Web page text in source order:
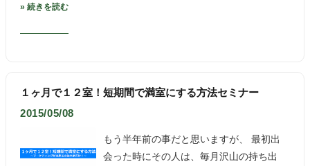
» 続きを読む
１ヶ月で１２室！短期間で満室にする方法セミナー
2015/05/08
もう半年前の事だと思いますが、 最初出
会った時にその人は、毎月沢山の持ち出